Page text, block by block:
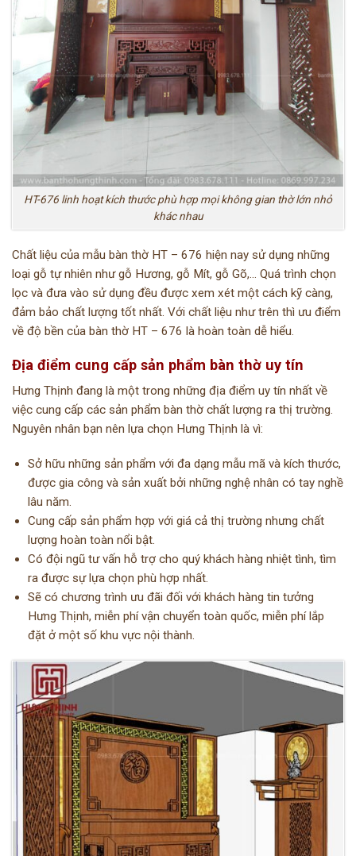
HT-676 linh hoạt kích thước phù hợp mọi không gian thờ lớn nhỏ
khác nhau
Chất liệu của mẫu bàn thờ HT – 676 hiện nay sử dụng những
loại gỗ tự nhiên như gỗ Hương, gỗ Mít, gỗ Gõ,… Quá trình chọn
lọc và đưa vào sử dụng đều được xem xét một cách kỹ càng,
đảm bảo chất lượng tốt nhất. Với chất liệu như trên thì ưu điểm
về độ bền của bàn thờ HT – 676 là hoàn toàn dễ hiểu.
Địa điểm cung cấp sản phẩm bàn thờ uy tín
Hưng Thịnh đang là một trong những địa điểm uy tín nhất về
việc cung cấp các sản phẩm bàn thờ chất lượng ra thị trường.
Nguyên nhân bạn nên lựa chọn Hưng Thịnh là vì:
Sở hữu những sản phẩm với đa dạng mẫu mã và kích thước,
được gia công và sản xuất bởi những nghệ nhân có tay nghề
lâu năm.
Cung cấp sản phẩm hợp với giá cả thị trường nhưng chất
lượng hoàn toàn nổi bật.
Có đội ngũ tư vấn hỗ trợ cho quý khách hàng nhiệt tình, tìm
ra được sự lựa chọn phù hợp nhất.
Sẽ có chương trình ưu đãi đối với khách hàng tin tưởng
Hưng Thịnh, miễn phí vận chuyển toàn quốc, miễn phí lắp
đặt ở một số khu vực nội thành.